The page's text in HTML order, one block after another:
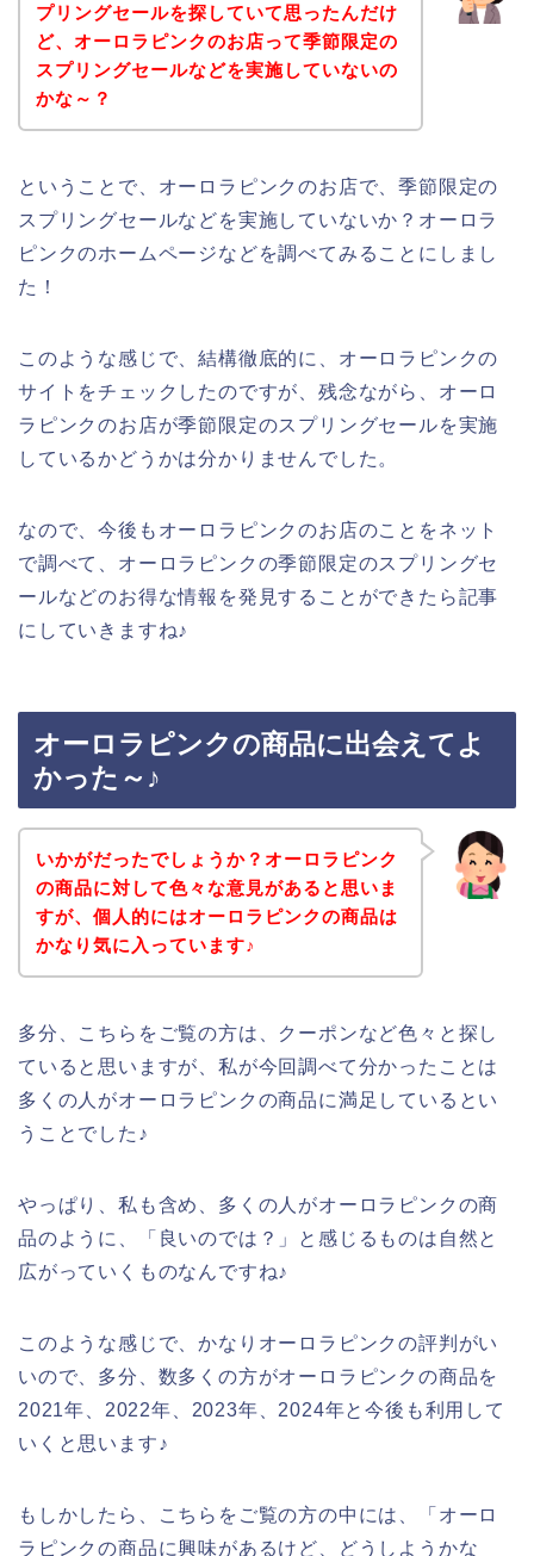
プリングセールを探していて思ったんだけ
ど、オーロラピンクのお店って季節限定の
スプリングセールなどを実施していないの
かな～？
ということで、オーロラピンクのお店で、季節限定の
スプリングセールなどを実施していないか？オーロラ
ピンクのホームページなどを調べてみることにしまし
た！
このような感じで、結構徹底的に、オーロラピンクの
サイトをチェックしたのですが、残念ながら、オーロ
ラピンクのお店が季節限定のスプリングセールを実施
しているかどうかは分かりませんでした。
なので、今後もオーロラピンクのお店のことをネット
で調べて、オーロラピンクの季節限定のスプリングセ
ールなどのお得な情報を発見することができたら記事
にしていきますね♪
オーロラピンクの商品に出会えてよ
かった～♪
いかがだったでしょうか？オーロラピンク
の商品に対して色々な意見があると思いま
すが、個人的にはオーロラピンクの商品は
かなり気に入っています♪
多分、こちらをご覧の方は、クーポンなど色々と探し
ていると思いますが、私が今回調べて分かったことは
多くの人がオーロラピンクの商品に満足しているとい
うことでした♪
やっぱり、私も含め、多くの人がオーロラピンクの商
品のように、「良いのでは？」と感じるものは自然と
広がっていくものなんですね♪
このような感じで、かなりオーロラピンクの評判がい
いので、多分、数多くの方がオーロラピンクの商品を
2021年、2022年、2023年、2024年と今後も利用して
いくと思います♪
もしかしたら、こちらをご覧の方の中には、「オーロ
ラピンクの商品に興味があるけど、どうしようかな